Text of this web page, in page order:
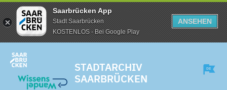
Saarbrücken App
Stadt Saarbrücken
KOSTENLOS - Bei Google Play
ANSEHEN
STADTARCHIV
SAARBRÜCKEN